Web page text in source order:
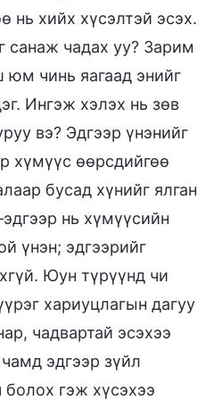
нь хийх хүсэлтэй эсэх.
санаж чадах уу? Зарим
юм чинь яагаад энийг
Ингэж хэлэх нь зөв
вэ? Эдгээр үнэнийг
хүмүүс өөрсдийгөө
бусад хүнийг ялган
нь хүмүүсийн
үнэн; эдгээрийг
Юун түрүүнд чи
хариуцлагын дагуу
чадвартай эсэхээ
эдгээр зүйл
болох гэж хүсэхээ